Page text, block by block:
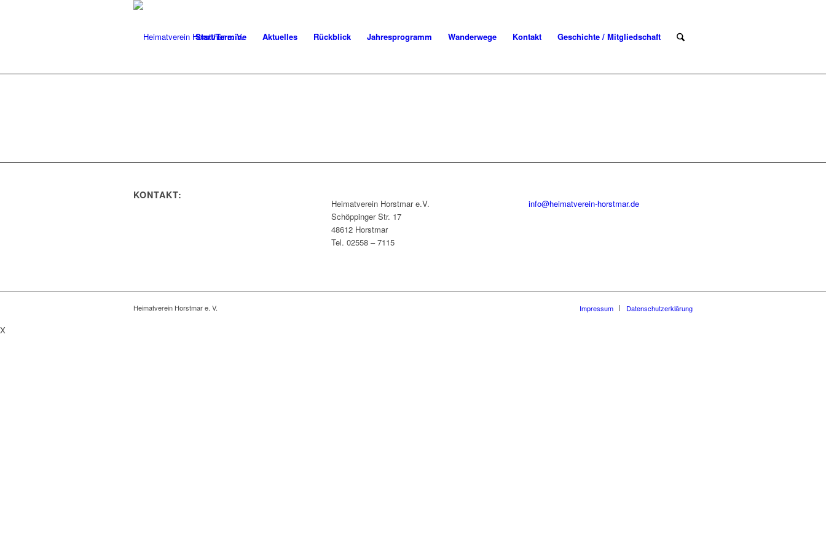
Start/Termine Aktuelles Rückblick Jahresprogramm Wanderwege Kontakt Geschichte / Mitgliedschaft
KONTAKT:
Heimatverein Horstmar e.V.
Schöppinger Str. 17
48612 Horstmar
Tel. 02558 – 7115
info@heimatverein-horstmar.de
Heimatverein Horstmar e. V. Impressum Datenschutzerklärung
X